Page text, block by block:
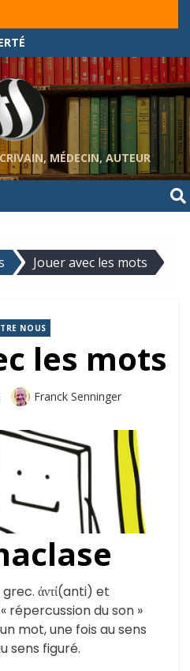
MÉDECIN, AUTEUR
Jouer avec les mots
NOUS
les mots
Auteur
Franck Senninger
ἀντί(anti) et
« répercussion du son »
mot, une fois au sens
sens figuré.